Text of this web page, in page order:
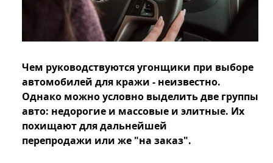
Чем руководствуются угонщики при выборе
автомобилей для кражи - неизвестно.
Однако можно условно выделить две группы
авто: недорогие и массовые и элитные. Их
похищают для дальнейшей
перепродажи или же "на заказ".